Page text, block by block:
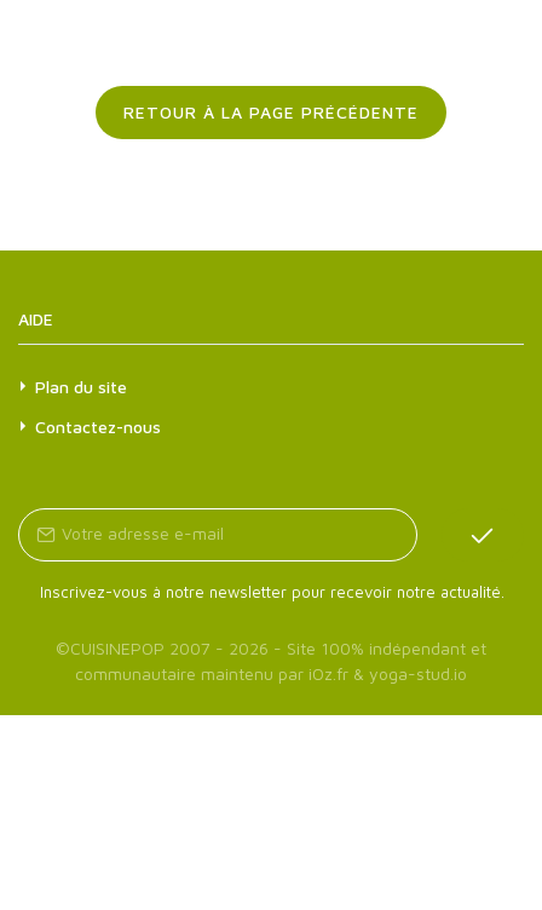
RETOUR À LA PAGE PRÉCÉDENTE
AIDE
Plan du site
Contactez-nous
Inscrivez-vous à notre newsletter pour recevoir notre actualité.
©CUISINEPOP 2007 - 2026 - Site 100% indépendant et
communautaire maintenu par iOz.fr & yoga-stud.io